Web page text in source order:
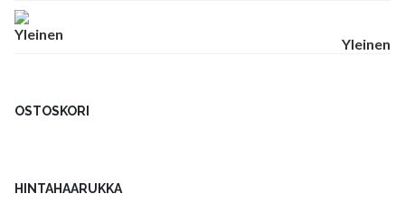
Yleinen
OSTOSKORI
HINTAHAARUKKA